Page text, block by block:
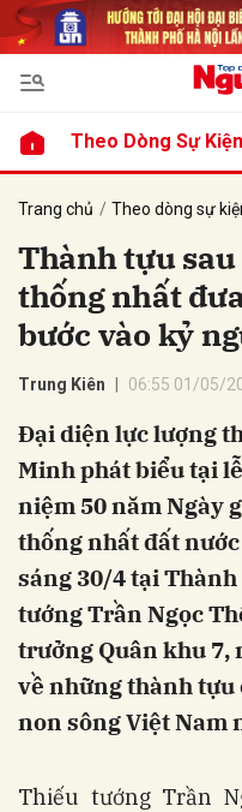
Theo Dòng Sự Kiện
Trang chủ Theo dòng sự
Thành tựu
thống nhất
bước vào kỷ
Trung Kiên 06:55 01/05/
Đại diện lực lượng
Minh phát biểu tại
niệm 50 năm Ngày
thống nhất đất
sáng 30/4 tại
tướng Trần Ngọc
trưởng Quân khu 7,
về những thành tựu
non sông Việt Nam
Thiếu tướng Trần
luận